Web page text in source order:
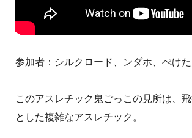
参加者：シルクロード、ンダホ、ぺけ
このアスレチック鬼ごっこの見所は、
とした複雑なアスレチック。